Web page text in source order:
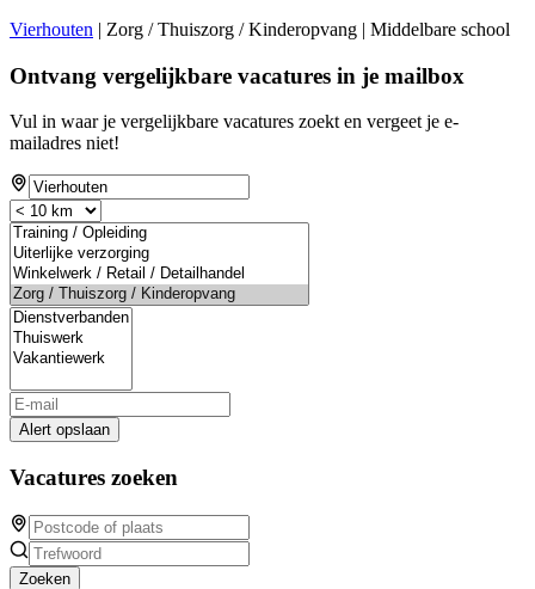
Vierhouten | Zorg / Thuiszorg / Kinderopvang | Middelbare school
Ontvang vergelijkbare vacatures in je mailbox
Vul in waar je vergelijkbare vacatures zoekt en vergeet je e-
mailadres niet!
Alert opslaan
Vacatures zoeken
Zoeken